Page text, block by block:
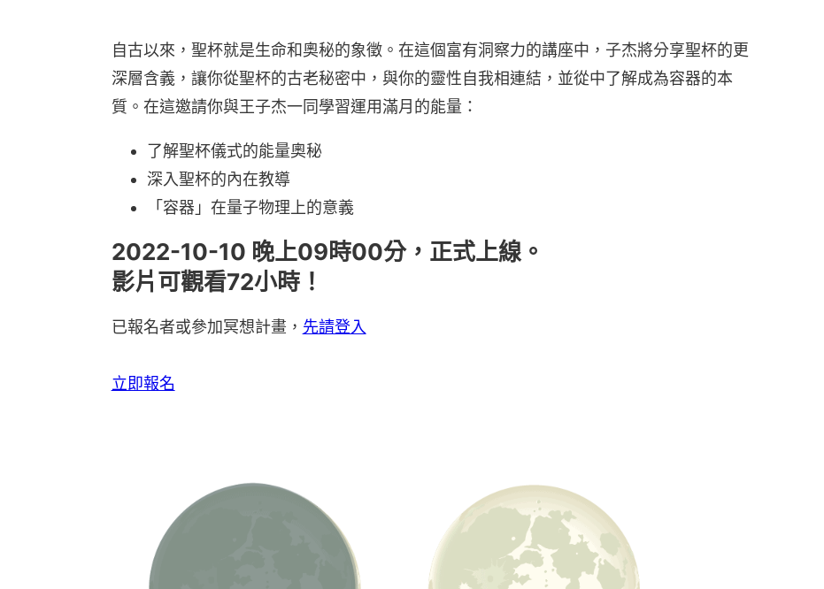
自古以來，聖杯就是生命和奧秘的象徵。在這個富有洞察力的講座中，子杰將分享聖杯的更
深層含義，讓你從聖杯的古老秘密中，與你的靈性自我相連結，並從中了解成為容器的本
質。在這邀請你與王子杰一同學習運用滿月的能量：
了解聖杯儀式的能量奧秘
深入聖杯的內在教導
「容器」在量子物理上的意義
2022-10-10 晚上09時00分，正式上線。
影片可觀看72小時！
已報名者或參加冥想計畫， 先請登入
立即報名